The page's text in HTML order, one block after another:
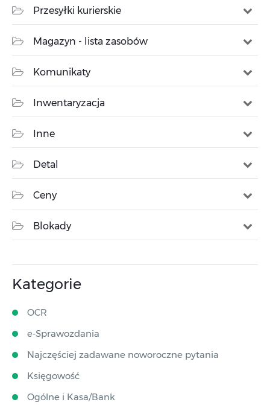
Przesyłki kurierskie
Magazyn - lista zasobów
Komunikaty
Inwentaryzacja
Inne
Detal
Ceny
Blokady
Kategorie
OCR
e-Sprawozdania
Najczęściej zadawane noworoczne pytania
Księgowość
Ogólne i Kasa/Bank